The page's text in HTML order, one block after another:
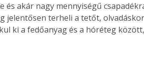
és akár nagy mennyiségű
jelentősen terheli a tetőt,
ki a fedőanyag és a hóréteg